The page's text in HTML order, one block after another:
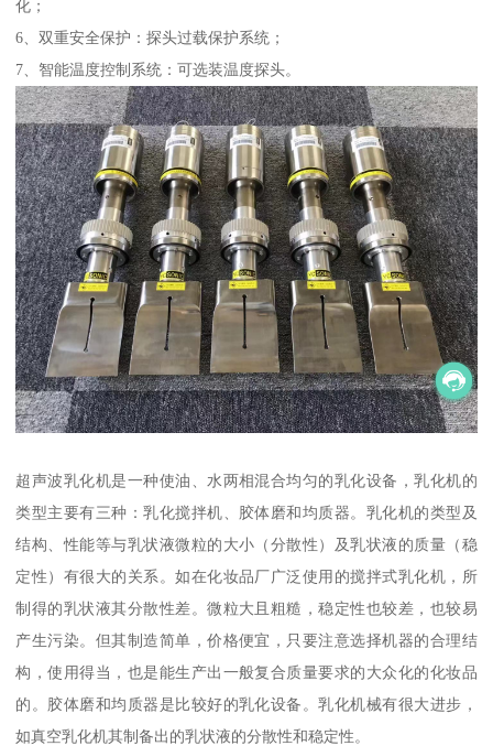
化；
6、双重安全保护：探头过载保护系统；
7、智能温度控制系统：可选装温度探头。
超声波乳化机是一种使油、水两相混合均匀的乳化设备，乳化机的
类型主要有三种：乳化搅拌机、胶体磨和均质器。乳化机的类型及
结构、性能等与乳状液微粒的大小（分散性）及乳状液的质量（稳
定性）有很大的关系。如在化妆品厂广泛使用的搅拌式乳化机，所
制得的乳状液其分散性差。微粒大且粗糙，稳定性也较差，也较易
产生污染。但其制造简单，价格便宜，只要注意选择机器的合理结
构，使用得当，也是能生产出一般复合质量要求的大众化的化妆品
的。胶体磨和均质器是比较好的乳化设备。乳化机械有很大进步，
如真空乳化机其制备出的乳状液的分散性和稳定性。